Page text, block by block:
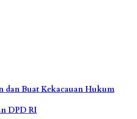
dan Buat Kekacauan Hukum
DPD RI